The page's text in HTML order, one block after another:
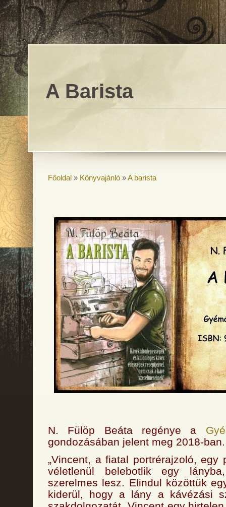
A Barista
Főoldal » Könyvajánló »A barista
N. Fülöp Beáta regénye a
gondozásában jelent meg 2018-ban.
„Vincent, a fiatal portrérajzoló, egy
véletlenül belebotlik egy
szerelmes lesz. Elindul közöttük
kiderül, hogy a lány a kávézási